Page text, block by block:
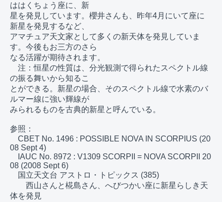
ははくちょう座に、新
星を発見しています。櫻井さんも、昨年4月にいて座に
新星を発見するなど、
アマチュア天文家として多くの新天体を発見していま
す。今後もお三方のさら
なる活躍が期待されます。
注：恒星の性質は、分光観測で得られたスペクトル線
の振る舞いから知るこ
とができる。新星の場合、そのスペクトル線で水素のバ
ルマー線に強い輝線が
みられるものを古典的新星と呼んでいる。
参照：
CBET No. 1496 : POSSIBLE NOVA IN SCORPIUS (20
08 Sept 4)
IAUC No. 8972 : V1309 SCORPII = NOVA SCORPII 20
08 (2008 Sept 6)
国立天文台 アストロ・トピックス (385)
西山さんと椛島さん、へびつかい座に新星らしき天
体を発見